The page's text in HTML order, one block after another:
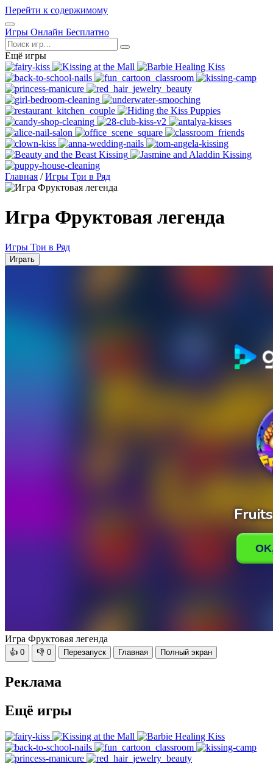
Перейти к содержимому
Открыть
меню
Игры Онлайн Бесплатно
Поиск
Ещё игры
Главная / Игры Три в Ряд
Игра Фруктовая легенда
Игры Три в Ряд
Играть
Игра Фруктовая легенда
👍 0 👎 0 Перезапуск Главная Полный экран
Реклама
Ещё игры